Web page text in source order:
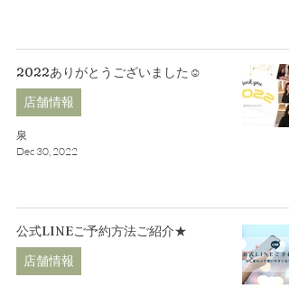
2022ありがとうございました☺
店舗情報
泉
Dec 30, 2022
公式LINEご予約方法ご紹介★
店舗情報